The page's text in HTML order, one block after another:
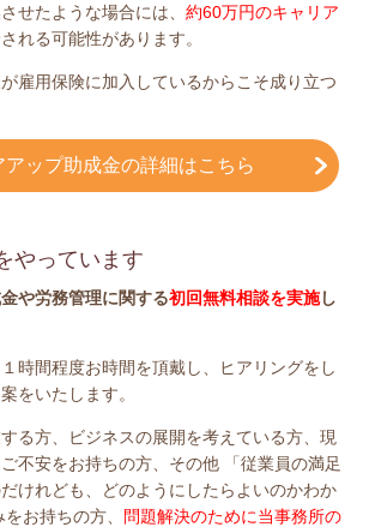
せたような場合には、 約60万円のキャリア
れる可能性があります。
雇用保険に加入しているからこそ成り立つ
アップ助成金の詳細はこちら
やっています
や労務管理に関する初回無料相談を実施し
時間程度お時間を頂戴し、ヒアリングをし
をいたします。
る方、ビジネスの展開を考えている方、現
不安をお持ちの方、その他 「従業員の満足
けれども、どのようにしたらよいのかわか
お持ちの方、 問題解決のために当事務所の